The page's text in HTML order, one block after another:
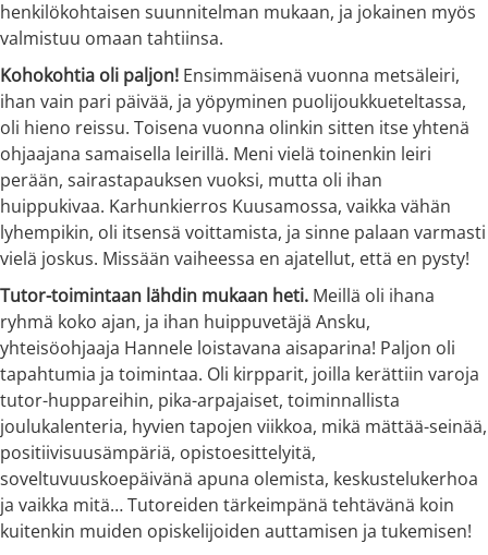
henkilökohtaisen suunnitelman mukaan, ja jokainen myös
valmistuu omaan tahtiinsa.
Kohokohtia oli paljon! Ensimmäisenä vuonna metsäleiri,
ihan vain pari päivää, ja yöpyminen puolijoukkueteltassa,
oli hieno reissu. Toisena vuonna olinkin sitten itse yhtenä
ohjaajana samaisella leirillä. Meni vielä toinenkin leiri
perään, sairastapauksen vuoksi, mutta oli ihan
huippukivaa. Karhunkierros Kuusamossa, vaikka vähän
lyhempikin, oli itsensä voittamista, ja sinne palaan varmasti
vielä joskus. Missään vaiheessa en ajatellut, että en pysty!
Tutor-toimintaan lähdin mukaan heti. Meillä oli ihana
ryhmä koko ajan, ja ihan huippuvetäjä Ansku,
yhteisöohjaaja Hannele loistavana aisaparina! Paljon oli
tapahtumia ja toimintaa. Oli kirpparit, joilla kerättiin varoja
tutor-huppareihin, pika-arpajaiset, toiminnallista
joulukalenteria, hyvien tapojen viikkoa, mikä mättää-seinää,
positiivisuusämpäriä, opistoesittelyitä,
soveltuvuuskoepäivänä apuna olemista, keskustelukerhoa
ja vaikka mitä… Tutoreiden tärkeimpänä tehtävänä koin
kuitenkin muiden opiskelijoiden auttamisen ja tukemisen!